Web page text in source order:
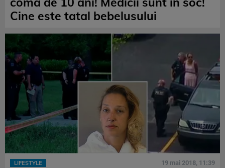
Cine este tatal bebelusului
LIFESTYLE 19 mai 2018, 11:39